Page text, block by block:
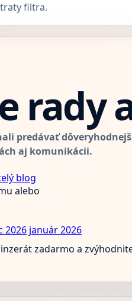
filtra.
rady
predávať
aj komunikácii.
blog
alebo
2026 január 2026
zadarmo a